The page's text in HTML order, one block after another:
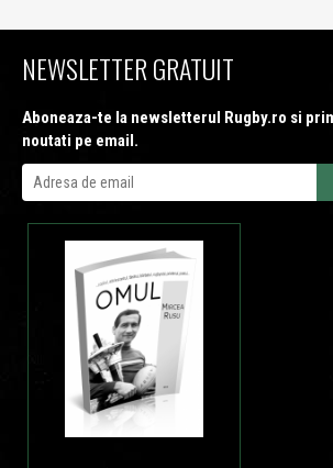
NEWSLETTER GRATUIT
Aboneaza-te la newsletterul Rugby.ro si
noutati pe email.